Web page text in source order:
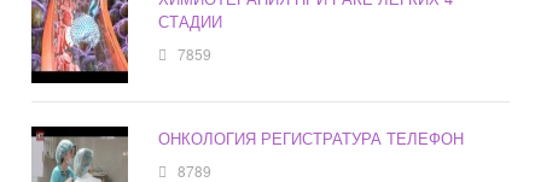
СТАДИИ
7859
ОНКОЛОГИЯ РЕГИСТРАТУРА ТЕЛЕФОН
8789